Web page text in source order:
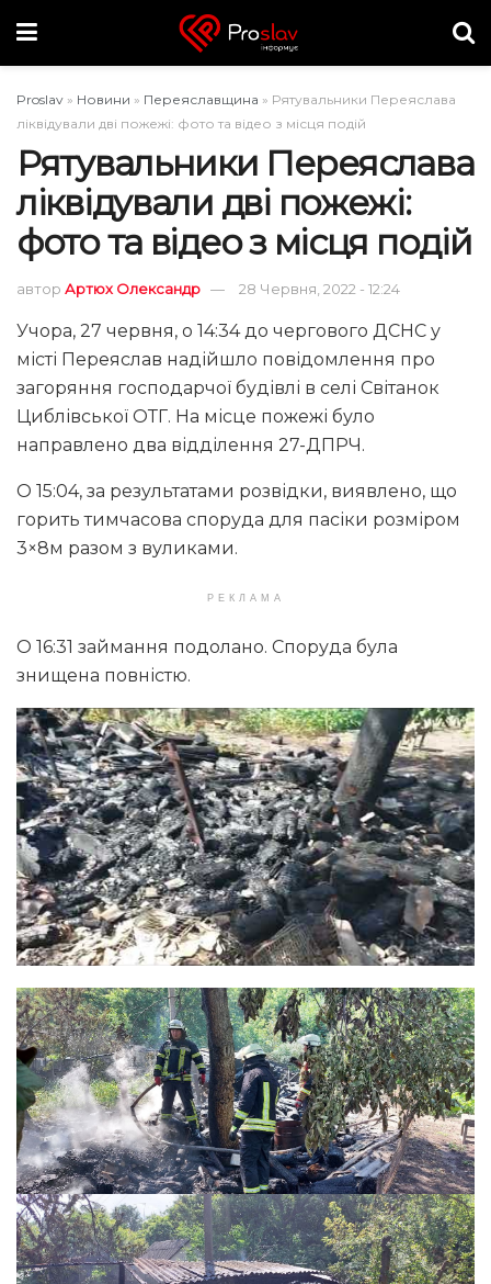
Proslav » Новини » Переяславщина » Рятувальники Переяслава
ліквідували дві пожежі: фото та відео з місця подій
Рятувальники Переяслава
ліквідували дві пожежі:
фото та відео з місця подій
автор Артюх Олександр 28 Червня, 2022 - 12:24
Учора, 27 червня, о 14:34 до чергового ДСНС у
місті Переяслав надійшло повідомлення про
загоряння господарчої будівлі в селі Світанок
Циблівської ОТГ. На місце пожежі було
направлено два відділення 27-ДПРЧ.
О 15:04, за результатами розвідки, виявлено, що
горить тимчасова споруда для пасіки розміром
3×8м разом з вуликами.
РЕКЛАМА
О 16:31 займання подолано. Споруда була
знищена повністю.